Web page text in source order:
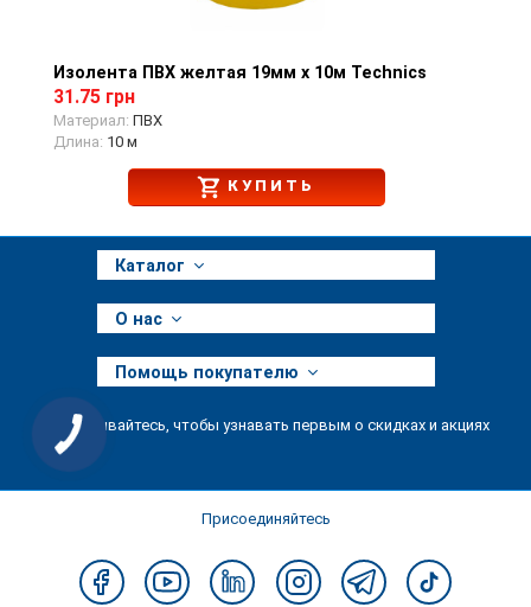
Просмотр товара
Изолента ПВХ желтая 19мм х 10м Technics
31.75 грн
Материал: ПВХ
Длина: 10 м
КУПИТЬ
Каталог
О нас
Помощь покупателю
Подписывайтесь, чтобы узнавать первым о скидках и акциях
Присоединяйтесь
КНОПКА
ЗВ'ЯЗКУ